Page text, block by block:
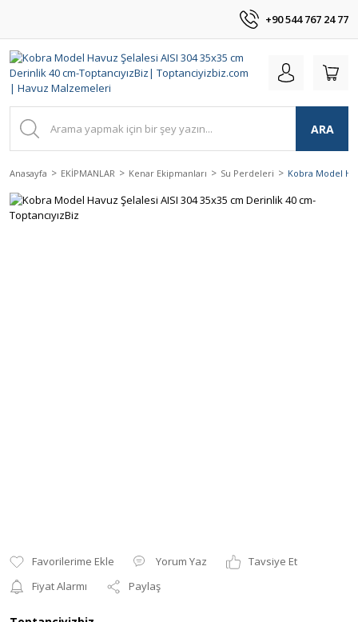
+90 544 767 24 77
ARA
Anasayfa EKİPMANLAR Kenar Ekipmanları Su Perdeleri Kobra Model
Yorum Yaz
Tavsiye Et
Fiyat Alarmı
Paylaş